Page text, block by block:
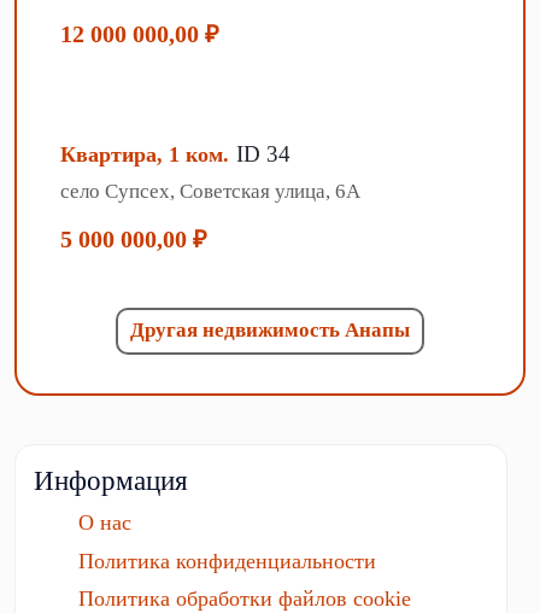
12 000 000,00 ₽
Квартира, 1 ком. ID 34
село Супсех, Советская улица, 6А
5 000 000,00 ₽
Другая недвижимость Анапы
Информация
О нас
Политика конфиденциальности
Политика обработки файлов cookie